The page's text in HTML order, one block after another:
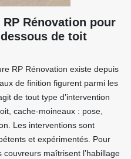
Rénovation pour
de toit
RP Rénovation existe depuis
de finition figurent parmi les
de tout type d’intervention
cache-moineaux : pose,
Les interventions sont
et expérimentés. Pour
couvreurs maîtrisent l’habillage